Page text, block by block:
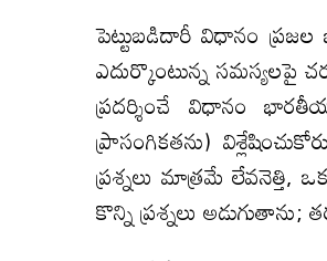
పెట్టుబడిదారీ విధానం ప్రజల
ఎదుర్కొంటున్న సమస్యలపై
ప్రదర్శించే విధానం
ప్రాసంగికతను)
ప్రశ్నలు మాత్రమే
కొన్ని ప్రశ్నలు